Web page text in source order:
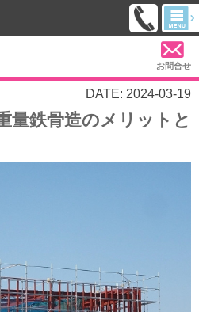
お問合せ
DATE: 2024-03-19
量鉄骨造のメリットと